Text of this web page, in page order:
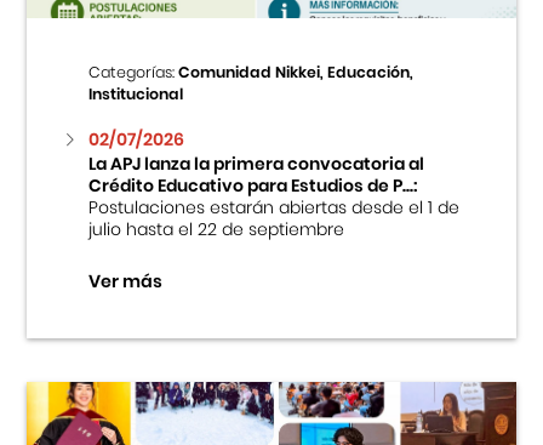
Categorías:Comunidad Nikkei, Educación,
Institucional
02/07/2026
La APJ lanza la primera convocatoria al
Crédito Educativo para Estudios de P...:
Postulaciones estarán abiertas desde el 1 de
julio hasta el 22 de septiembre
Ver más